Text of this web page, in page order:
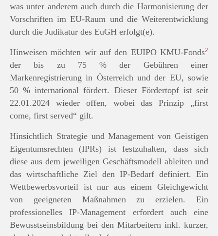
was unter anderem auch durch die Harmonisierung der
Vorschriften im EU-Raum und die Weiterentwicklung
durch die Judikatur des EuGH erfolgt(e).
Hinweisen möchten wir auf den EUIPO KMU-Fonds2
der bis zu 75 % der Gebühren einer
Markenregistrierung in Österreich und der EU, sowie
50 % international fördert. Dieser Fördertopf ist seit
22.01.2024 wieder offen, wobei das Prinzip „first
come, first served“ gilt.
Hinsichtlich Strategie und Management von Geistigen
Eigentumsrechten (IPRs) ist festzuhalten, dass sich
diese aus dem jeweiligen Geschäftsmodell ableiten und
das wirtschaftliche Ziel den IP-Bedarf definiert. Ein
Wettbewerbsvorteil ist nur aus einem Gleichgewicht
von geeigneten Maßnahmen zu erzielen. Ein
professionelles IP-Management erfordert auch eine
Bewusstseinsbildung bei den Mitarbeitern inkl. kurzer,